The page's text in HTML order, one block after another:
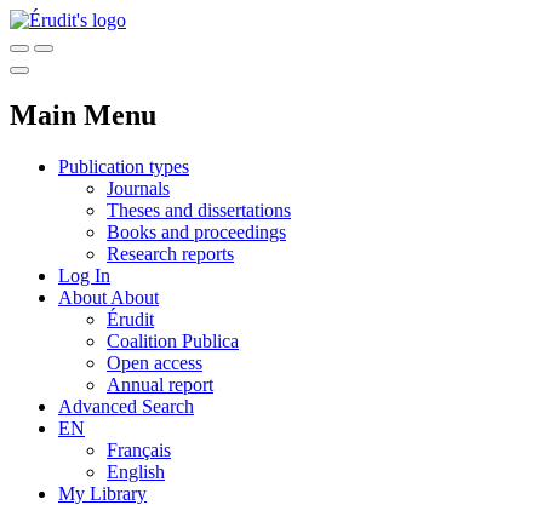
Main Menu
Publication types
Journals
Theses and dissertations
Books and proceedings
Research reports
Log In
About About
Érudit
Coalition Publica
Open access
Annual report
Advanced Search
EN
Français
English
My Library